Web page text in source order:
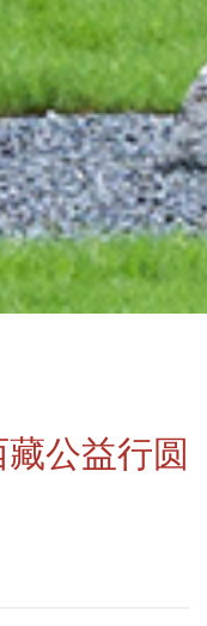
公益行圆